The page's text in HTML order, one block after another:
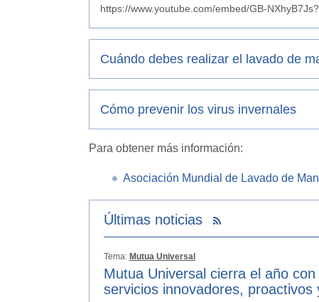
https://www.youtube.com/embed/GB-
Cuándo debes realizar el lavado de
Cómo prevenir los virus invernales
Para obtener más información:
Asociación Mundial de Lavado de
Últimas noticias
Tema: Mutua Universal
Mutua Universal cierra el año
servicios innovadores, proactivos